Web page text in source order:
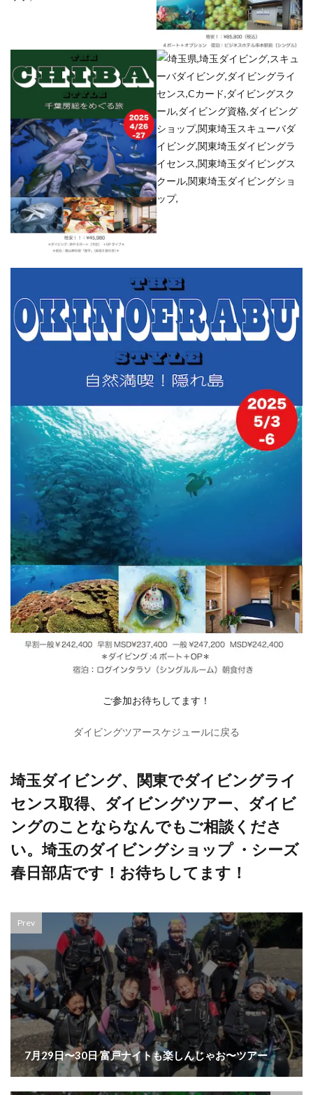
ご参加お待ちしてます！
ダイビングツアースケジュールに戻る
埼玉ダイビング、関東でダイビングライ
センス取得、ダイビングツアー、ダイビ
ングのことならなんでもご相談くださ
い。埼玉のダイビングショップ ・シーズ
春日部店です！お待ちしてます！
Prev
7月29日〜30日 富戸ナイトも楽しんじゃお〜ツアー